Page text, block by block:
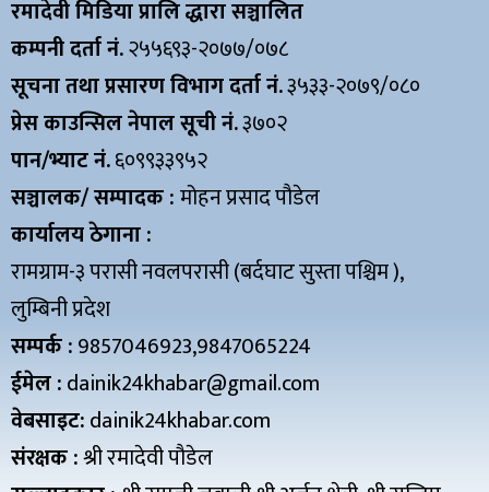
रमादेवी मिडिया प्रालि द्धारा सञ्चालित
कम्पनी दर्ता नं.२५५६९३-२०७७/०७८
सूचना तथा प्रसारण विभाग दर्ता नं.३५३३-२०७९/०८०
प्रेस काउन्सिल नेपाल सूची नं.३७०२
पान/भ्याट नं.६०९९३३९५२
सञ्चालक/ सम्पादक :मोहन प्रसाद पौडेल
कार्यालय ठेगाना :
रामग्राम-३ परासी नवलपरासी (बर्दघाट सुस्ता पश्चिम ),
लुम्बिनी प्रदेश
सम्पर्क :9857046923,9847065224
ईमेल :dainik24khabar@gmail.com
वेबसाइट:dainik24khabar.com
संरक्षक :श्री रमादेवी पौडेल